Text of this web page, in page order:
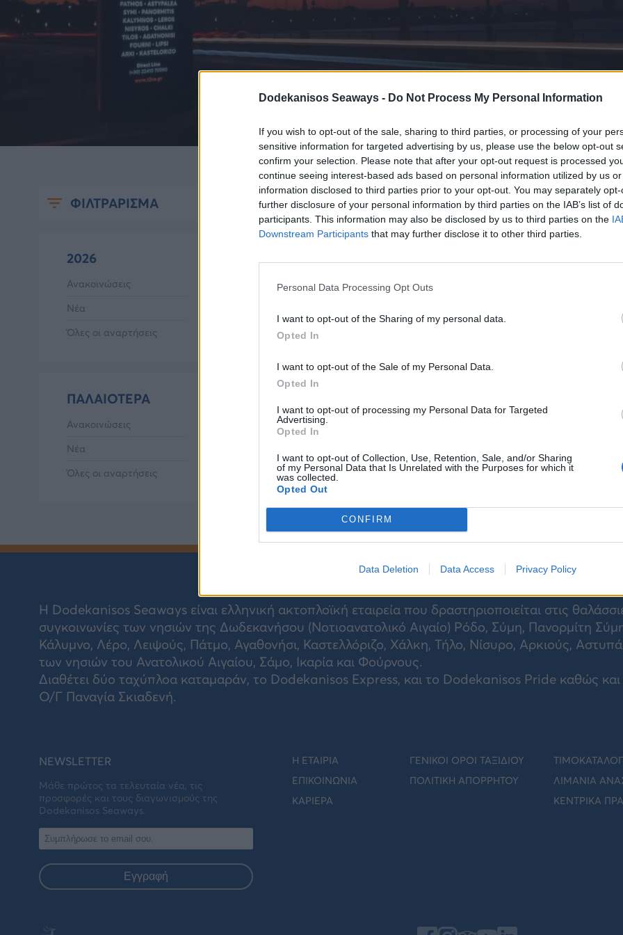
Dodekanisos Seaways - Do Not Process My Personal Information
If you wish to opt-out of the sale, sharing to third parties, or processing of your
sensitive information for targeted advertising by us, please use the below opt-out
confirm your selection. Please note that after your opt-out request is processed
continue seeing interest-based ads based on personal information utilized by us
information disclosed to third parties prior to your opt-out. You may separately
further disclosure of your personal information by third parties on the IAB’s list of
participants. This information may also be disclosed by us to third parties on the
Downstream Participants that may further disclose it to other third parties.
Personal Data Processing Opt Outs
I want to opt-out of the Sharing of my personal data.
Opted In
I want to opt-out of the Sale of my Personal Data.
Opted In
I want to opt-out of processing my Personal Data for Targeted
Advertising.
Opted In
I want to opt-out of Collection, Use, Retention, Sale, and/or Sharing
of my Personal Data that Is Unrelated with the Purposes for which it
was collected.
Opted Out
CONFIRM
Data Deletion Data Access Privacy Policy
ΦΙΛΤΡΑΡΙΣΜΑ
2026
Ανακοινώσεις
Νέα
Όλες οι αναρτήσεις
ΠΑΛΑΙΌΤΕΡΑ
Ανακοινώσεις
Νέα
Όλες οι αναρτήσεις
Η Dodekanisos Seaways είναι ελληνική ακτοπλοϊκή εταιρεία που δραστηριοποιείται στις
συγκοινωνίες των νησιών της Δωδεκανήσου (Νοτιοανατολικό Αιγαίο) Ρόδο, Σύμη, Πανορμίτη
Κάλυμνο, Λέρο, Λειψούς, Πάτμο, Αγαθονήσι, Καστελλόριζο, Χάλκη, Τήλο, Νίσυρο, Αρκιούς,
των νησιών του Ανατολικού Αιγαίου, Σάμο, Ικαρία και Φούρνους.
Διαθέτει δύο ταχύπλοα καταμαράν, το Dodekanisos Express, και το Dodekanisos Pride καθώς
Ο/Γ Παναγία Σκιαδενή.
NEWSLETTER
Μάθε πρώτος τα τελευταία νέα, τις
προσφορές και τους διαγωνισμούς της
Dodekanisos Seaways.
Εγγραφή
Η ΕΤΑΙΡΙΑ
ΕΠΙΚΟΙΝΩΝΊΑ
ΚΑΡΙΈΡΑ
ΓΕΝΙΚΟΙ ΟΡΟΙ ΤΑΞΙΔΙΟΥ
ΠΟΛΙΤΙΚΗ ΑΠΟΡΡΗΤΟΥ
ΛΙΜΑΝΙΑ
ΚΕΝΤΡΙΚΑ